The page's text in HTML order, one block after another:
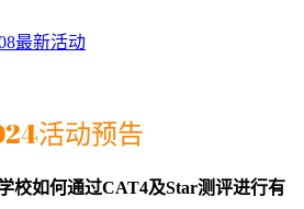
最新活动
活动预告
如何通过CAT4及Star测评进行有